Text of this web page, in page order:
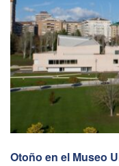
Otoño en el Museo